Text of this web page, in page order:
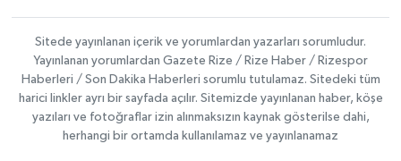
Sitede yayınlanan içerik ve yorumlardan yazarları sorumludur.
Yayınlanan yorumlardan Gazete Rize / Rize Haber / Rizespor
Haberleri / Son Dakika Haberleri sorumlu tutulamaz. Sitedeki tüm
harici linkler ayrı bir sayfada açılır. Sitemizde yayınlanan haber, köşe
yazıları ve fotoğraflar izin alınmaksızın kaynak gösterilse dahi,
herhangi bir ortamda kullanılamaz ve yayınlanamaz